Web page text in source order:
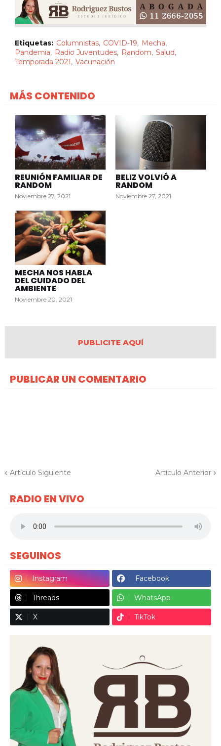
Etiquetas: Columnistas COVID-19
Mecha
Pandemia
Radio Juventudes Random Salud
Temporada 2021
Vacunación
MÁS CONTENIDO
REUNIÓN FAMILIAR DE
RANDOM
Noviembre 27, 2021
BELIZ VOLVIÓ A
RANDOM
Noviembre 27, 2021
MECHA NOS HABLA
DEL CUIDADO DEL
AMBIENTE
Noviembre 20, 2021
PUBLICITE AQUÍ
PUBLICAR UN COMENTARIO
Artículo Siguiente Artículo Anterior
RADIO EN VIVO
SEGUINOS
Instagram Facebook
Threads WhatsApp
X TikTok